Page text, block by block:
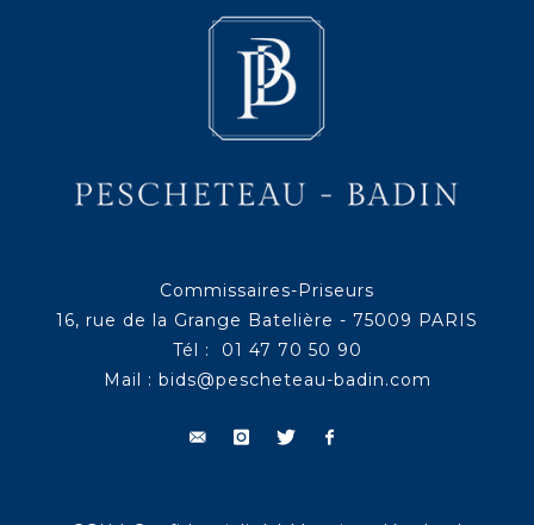
Commissaires-Priseurs
16, rue de la Grange Batelière - 75009 PARIS
Tél : 01 47 70 50 90
Mail : bids@pescheteau-badin.com